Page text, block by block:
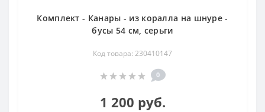
Комплект - Канары - из коралла на шнуре -
бусы 54 см, серьги
Код товара: 230410147
0
1 200 руб.